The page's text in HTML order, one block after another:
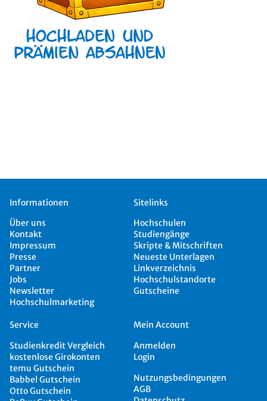
Informationen
Über uns
Kontakt
Impressum
Presse
Partner
Jobs
Newsletter
Hochschulmarketing
Sitelinks
Hochschulen
Studiengänge
Skripte & Mitschriften
Neueste Unterlagen
Linkverzeichnis
Hochschulstandorte
Gutscheine
Service
Studienkredit Vergleich
kostenlose Girokonten
temu Gutschein
Babbel Gutschein
Otto Gutschein
Mein Account
Anmelden
Login
Nutzungsbedingungen
AGB